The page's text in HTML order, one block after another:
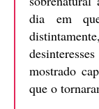
dia em
mostrado
que o